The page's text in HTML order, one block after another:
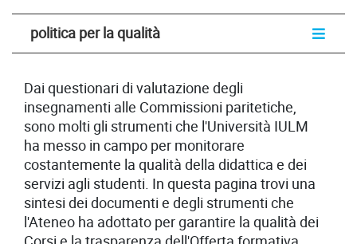
politica per la qualità
Dai questionari di valutazione degli
insegnamenti alle Commissioni paritetiche,
sono molti gli strumenti che l'Università IULM
ha messo in campo per monitorare
costantemente la qualità della didattica e dei
servizi agli studenti. In questa pagina trovi una
sintesi dei documenti e degli strumenti che
l'Ateneo ha adottato per garantire la qualità dei